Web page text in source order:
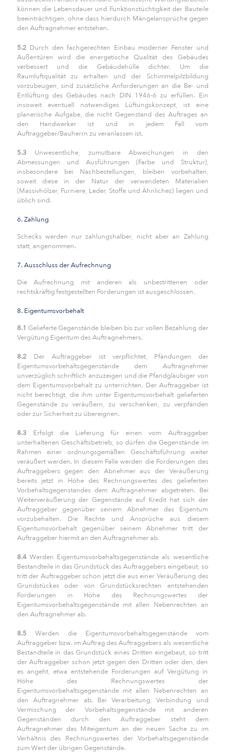
können die Lebensdauer und Funktionstüchtigkeit der Bauteile
beeinträchtigen, ohne dass hierdurch Mängelansprüche gegen
den Auftragnehmer entstehen.
5.2 Durch den fachgerechten Einbau moderner Fenster und
Außentüren wird die energetische Qualität des Gebäudes
verbessert und die Gebäudehülle dichter. Um die
Raumluftqualität zu erhalten und der Schimmelpilzbildung
vorzubeugen, sind zusätzliche Anforderungen an die Be- und
Entlüftung des Gebäudes nach DIN 1946-6 zu erfüllen. Ein
insoweit eventuell notwendiges Lüftungskonzept, ist eine
planerische Aufgabe, die nicht Gegenstand des Auftrages an
den Handwerker ist und in jedem Fall vom
Auftraggeber/Bauherrn zu veranlassen ist.
5.3 Unwesentliche, zumutbare Abweichungen in den
Abmessungen und Ausführungen (Farbe und Struktur),
insbesondere bei Nachbestellungen, bleiben vorbehalten,
soweit diese in der Natur der verwendeten Materialien
(Massivhölzer, Furniere, Leder, Stoffe und Ähnliches) liegen und
üblich sind.
6. Zahlung
Schecks werden nur zahlungshalber, nicht aber an Zahlung
statt, angenommen.
7. Ausschluss der Aufrechnung
Die Aufrechnung mit anderen als unbestrittenen oder
rechtskräftig festgestellten Forderungen ist ausgeschlossen.
8. Eigentumsvorbehalt
8.1 Gelieferte Gegenstände bleiben bis zur vollen Bezahlung der
Vergütung Eigentum des Auftragnehmers.
8.2 Der Auftraggeber ist verpflichtet, Pfändungen der
Eigentumsvorbehaltsgegenstände dem Auftragnehmer
unverzüglich schriftlich anzuzeigen und die Pfandgläubiger von
dem Eigentumsvorbehalt zu unterrichten. Der Auftraggeber ist
nicht berechtigt, die ihm unter Eigentumsvorbehalt gelieferten
Gegenstände zu veräußern, zu verschenken, zu verpfänden
oder zur Sicherheit zu übereignen.
8.3 Erfolgt die Lieferung für einen vom Auftraggeber
unterhaltenen Geschäftsbetrieb, so dürfen die Gegenstände im
Rahmen einer ordnungsgemäßen Geschäftsführung weiter
veräußert werden. In diesem Falle werden die Forderungen des
Auftraggebers gegen den Abnehmer aus der Veräußerung
bereits jetzt in Höhe des Rechnungswertes des gelieferten
Vorbehaltsgegenstandes dem Auftragnehmer abgetreten. Bei
Weiterveräußerung der Gegenstände auf Kredit hat sich der
Auftraggeber gegenüber seinem Abnehmer das Eigentum
vorzubehalten. Die Rechte und Ansprüche aus diesem
Eigentumsvorbehalt gegenüber seinem Abnehmer tritt der
Auftraggeber hiermit an den Auftragnehmer ab.
8.4 Werden Eigentumsvorbehaltsgegenstände als wesentliche
Bestandteile in das Grundstück des Auftraggebers eingebaut, so
tritt der Auftraggeber schon jetzt die aus einer Veräußerung des
Grundstückes oder von Grundstücksrechten entstehenden
Forderungen in Höhe des Rechnungswertes der
Eigentumsvorbehaltsgegenstände mit allen Nebenrechten an
den Auftragnehmer ab.
8.5 Werden die Eigentumsvorbehaltsgegenstände vom
Auftraggeber bzw. im Auftrag des Auftraggebers als wesentliche
Bestandteile in das Grundstück eines Dritten eingebaut, so tritt
der Auftraggeber schon jetzt gegen den Dritten oder den, den
es angeht, etwa entstehende Forderungen auf Vergütung in
Höhe des Rechnungswertes der
Eigentumsvorbehaltsgegenstände mit allen Nebenrechten an
den Auftragnehmer ab. Bei Verarbeitung, Verbindung und
Vermischung der Vorbehaltsgegenstände mit anderen
Gegenständen durch den Auftraggeber steht dem
Auftragnehmer das Miteigentum an der neuen Sache zu im
Verhältnis des Rechnungswertes der Vorbehaltsgegenstände
zum Wert der übrigen Gegenstände.